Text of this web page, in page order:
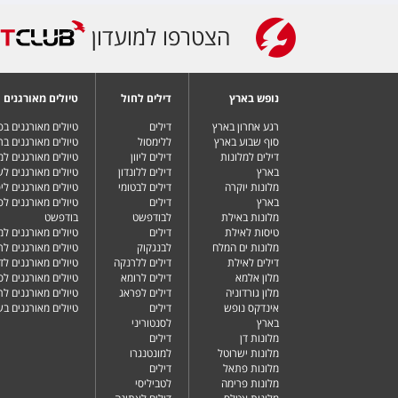
הצטרפו למועדון
נופש בארץ
רגע אחרון בארץ
סוף שבוע בארץ
דילים למלונות
בארץ
מלונות יוקרה
בארץ
מלונות באילת
טיסות לאילת
מלונות ים המלח
דילים לאילת
מלון אלמא
מלון גורדוניה
אינדקס נופש
בארץ
מלונות דן
מלונות ישרוטל
מלונות פתאל
מלונות פרימה
דילים לחול
דילים
ללימסול
דילים ליוון
דילים ללונדון
דילים לבטומי
דילים
לבודפשט
דילים
לבנגקוק
דילים ללרנקה
דילים לרומא
דילים לפראג
דילים
לסנטוריני
דילים
למונטנגרו
דילים
לטביליסי
טיולים מאורגנים
טיולים מאורגנים
טיולים מאורגנים
טיולים מאורגנים
טיולים מאורגנים
טיולים מאורגנים
טיולים מאורגנים
בודפשט
טיולים מאורגנים
טיולים מאורגנים
טיולים מאורגנים
טיולים מאורגנים
טיולים מאורגנים
טיולים מאורגנים